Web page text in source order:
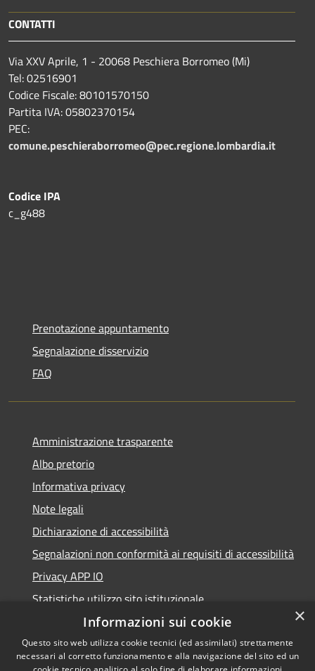
CONTATTI
Via XXV Aprile, 1 - 20068 Peschiera Borromeo (Mi)
Tel: 02516901
Codice Fiscale: 80101570150
Partita IVA: 05802370154
PEC:
comune.peschieraborromeo@pec.regione.lombardia.it
Codice IPA
c_g488
Prenotazione appuntamento
Segnalazione disservizio
FAQ
Amministrazione trasparente
Albo pretorio
Informativa privacy
Note legali
Dichiarazione di accessibilità
Segnalazioni non conformità ai requisiti di accessibilità
Privacy APP IO
Statistiche utilizzo sito istituzionale
Qualità dei Servizi Comunali
×
Informazioni sui cookie
Questo sito web utilizza cookie tecnici (ed assimilati) strettamente
necessari al corretto funzionamento e alla navigazione del sito ed un